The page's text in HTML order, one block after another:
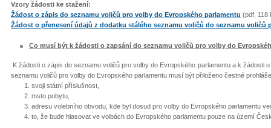
Vzory žádosti ke stažení:
Žádost o zápis do seznamu voličů pro volby do Evropského parlamentu (pdf, 118
Žádost o přenesení údajů z dodatku stálého seznamu voličů do seznamu voličů
Co musí být k žádosti o zapsání do seznamu voličů pro volby do
K žádosti o zápis do seznamu voličů pro volby do Evropského parlamentu a k žádosti
seznamu voličů pro volby do Evropského parlamentu musí být přiloženo čestné
svoji státní příslušnost,
msto pobytu,
adresu volebního obvodu, kde byl dosud pro volby do Evropského parlamentu
to, že bude hlasovat ve volbách do Evropského parlamentu pouze na území